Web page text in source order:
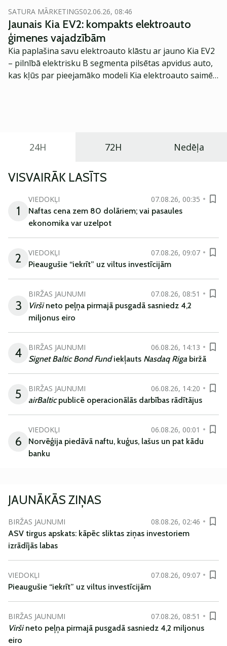
SATURA MĀRKETINGS02.06.26, 08:46
Jaunais Kia EV2: kompakts elektroauto
ģimenes vajadzībām
Kia paplašina savu elektroauto klāstu ar jauno Kia EV2
– pilnībā elektrisku B segmenta pilsētas apvidus auto,
kas kļūs par pieejamāko modeli Kia elektroauto saimē
24H 72H Nedēļa
VISVAIRĀK LASĪTS
1
VIEDOKĻI
07.08.26, 00:35
Naftas cena zem 80 dolāriem; vai pasaules
ekonomika var uzelpot
2 VIEDOKĻI
07.08.26, 09:07
Pieaugušie “iekrīt” uz viltus investīcijām
3
BIRŽAS JAUNUMI
07.08.26, 08:51
Viršineto peļņa pirmajā pusgadā sasniedz 4,2
miljonus eiro
4 BIRŽAS JAUNUMI
06.08.26, 14:13
Signet Baltic Bond Fundiekļauts Nasdaq Riga biržā
5 BIRŽAS JAUNUMI
06.08.26, 14:20
airBalticpublicē operacionālās darbības rādītājus
6
VIEDOKĻI
06.08.26, 00:01
Norvēģija piedāvā naftu, kuģus, lašus un pat kādu
banku
JAUNĀKĀS ZIŅAS
BIRŽAS JAUNUMI
08.08.26, 02:46
ASV tirgus apskats: kāpēc sliktas ziņas investoriem
izrādījās labas
VIEDOKĻI
07.08.26, 09:07
Pieaugušie “iekrīt” uz viltus investīcijām
BIRŽAS JAUNUMI
07.08.26, 08:51
Viršineto peļņa pirmajā pusgadā sasniedz 4,2 miljonus
eiro